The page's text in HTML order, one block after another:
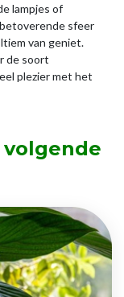
lampjes of
sfeer
van geniet.
de soort
plezier met het
volgende